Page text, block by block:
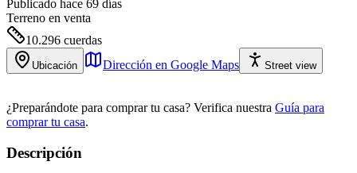
Publicado hace 69 días
Terreno en venta
10.296 cuerdas
Ubicación Dirección en Google Maps Street view
¿Preparándote para comprar tu casa? Verifica nuestra Guía para
comprar tu casa.
Descripción